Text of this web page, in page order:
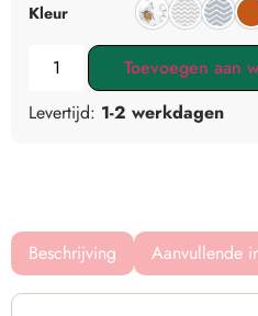
Kleur
Toevoegen aan
Levertijd: 1-2 werkdagen
Beschrijving Aanvullende